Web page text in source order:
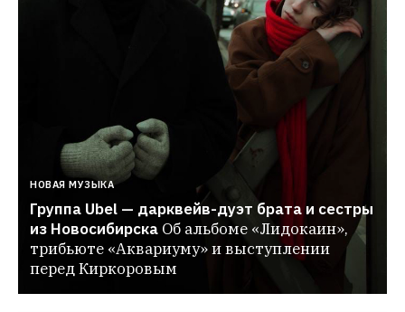
НОВАЯ МУЗЫКА
Группа Ubel — дарквейв-дуэт брата и сестры
из Новосибирска Об альбоме «Лидокаин»,
трибьюте «Аквариуму» и выступлении
перед Киркоровым